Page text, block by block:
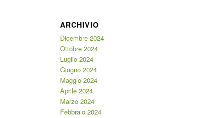
ARCHIVIO
Dicembre 2024
Ottobre 2024
Luglio 2024
Giugno 2024
Maggio 2024
Aprile 2024
Marzo 2024
Febbraio 2024